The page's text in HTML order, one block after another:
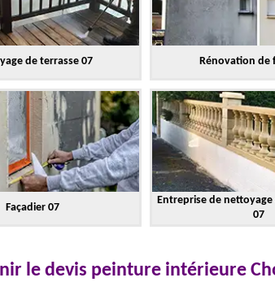
de terrasse 07 Rénovation de
Façadier 07
Entreprise de
07
le devis peinture intérieure